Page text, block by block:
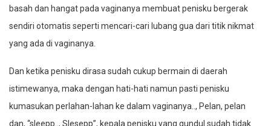
basah dan hangat pada vaginanya membuat penisku bergerak
sendiri otomatis seperti mencari-cari lubang gua dari titik nikmat
yang ada di vaginanya.
Dan ketika penisku dirasa sudah cukup bermain di daerah
istimewanya, maka dengan hati-hati namun pasti penisku
kumasukan perlahan-lahan ke dalam vaginanya.., Pelan, pelan
dan, “sleepp.., Slesepp”, kepala penisku yang gundul sudah tidak